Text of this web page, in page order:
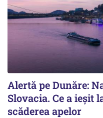
Alertă pe Dunăre:
Slovacia. Ce a ieșit
scăderea apelor